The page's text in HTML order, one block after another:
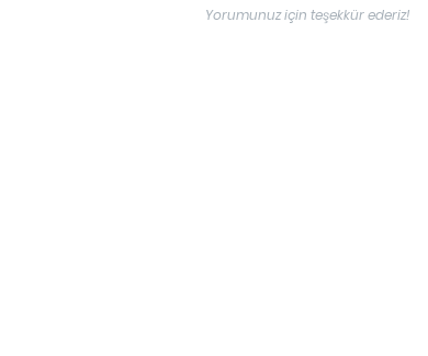
Yorumunuz için teşekkür ederiz!